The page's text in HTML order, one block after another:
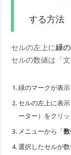
する方法
セルの左上に緑
セルの数値は「
緑のマークが表
セルの左上に表
ーター）をクリッ
メニューから「
選択したセルが